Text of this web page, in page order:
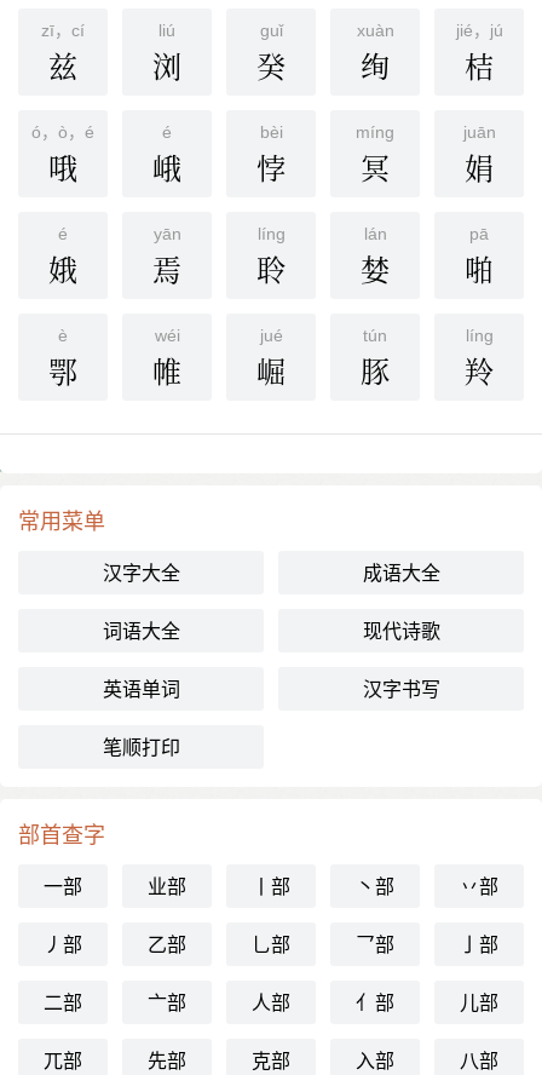
zī，cí
兹
liú
浏
ɡuǐ
癸
xuàn
绚
jié，jú
桔
ó，ò，é
哦
é
峨
bèi
悖
mínɡ
冥
juān
娟
é
娥
yān
焉
línɡ
聆
lán
婪
pā
啪
è
鄂
wéi
帷
jué
崛
tún
豚
línɡ
羚
常用菜单
汉字大全 成语大全
词语大全 现代诗歌
英语单词 汉字书写
笔顺打印
部首查字
一部 业部 丨部 丶部 丷部
丿部 乙部 乚部 乛部 亅部
二部 亠部 人部 亻部 儿部
兀部 先部 克部 入部 八部